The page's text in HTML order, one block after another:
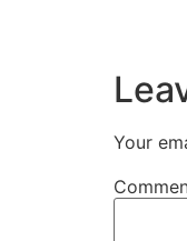
Your